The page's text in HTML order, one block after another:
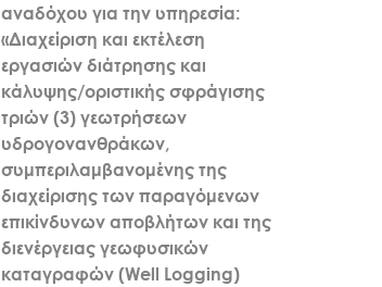
αναδόχου για την υπηρεσία:
«Διαχείριση και εκτέλεση
εργασιών διάτρησης και
κάλυψης/οριστικής σφράγισης
τριών (3) γεωτρήσεων
υδρογονανθράκων,
συμπεριλαμβανομένης της
διαχείρισης των παραγόμενων
επικίνδυνων αποβλήτων και της
διενέργειας γεωφυσικών
καταγραφών (Well Logging)